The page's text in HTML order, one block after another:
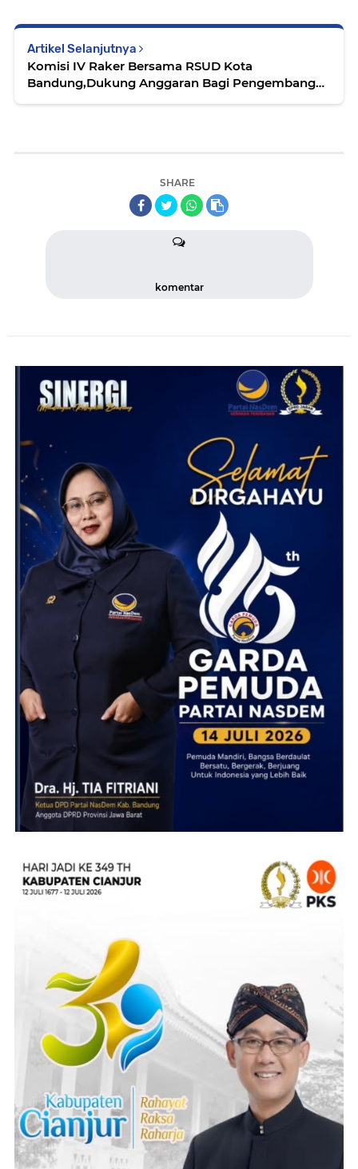
Artikel Selanjutnya
Komisi IV Raker Bersama RSUD Kota
Bandung,Dukung Anggaran Bagi Pengembangan
SHARE
komentar